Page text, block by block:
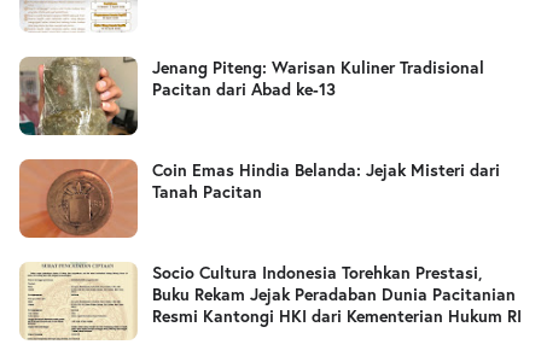
Jenang Piteng: Warisan Kuliner Tradisional
Pacitan dari Abad ke-13
Coin Emas Hindia Belanda: Jejak Misteri dari
Tanah Pacitan
Socio Cultura Indonesia Torehkan Prestasi,
Buku Rekam Jejak Peradaban Dunia Pacitanian
Resmi Kantongi HKI dari Kementerian Hukum RI